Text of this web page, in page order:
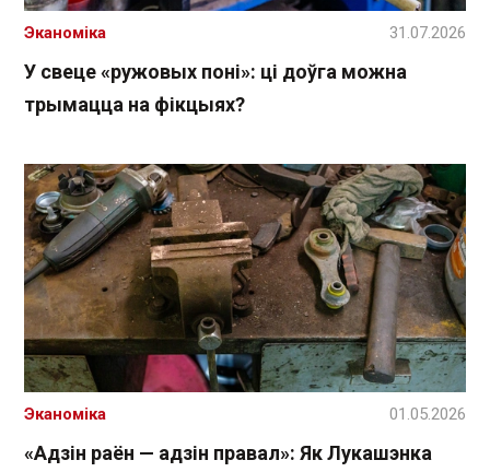
У свеце «ружовых поні»: ці доўга можна
трымацца на фікцыях?
Эканоміка 31.07.2026
«Адзін раён — адзін правал»: Як Лукашэнка
Эканоміка 01.05.2026